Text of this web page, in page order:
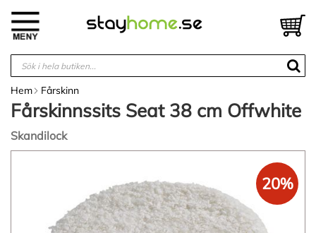
innehållet
Hem Fårskinn
Fårskinnssits Seat 38 cm Offwhite
Skandilock
20%